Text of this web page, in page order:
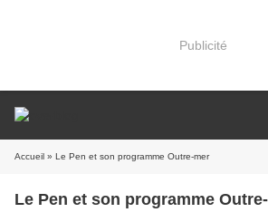
Publicité
Accueil » Le Pen et son programme Outre-mer
Le Pen et son programme